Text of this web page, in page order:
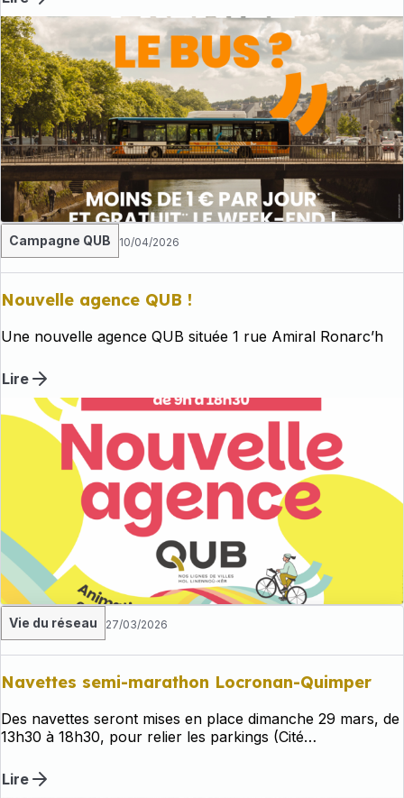
Campagne QUB 10/04/2026
Nouvelle agence QUB !
Une nouvelle agence QUB située 1 rue Amiral Ronarc’h
Lire
Vie du réseau 27/03/2026
Navettes semi-marathon Locronan-Quimper
Des navettes seront mises en place dimanche 29 mars, de
13h30 à 18h30, pour relier les parkings (Cité
ville, avec un arrêt à Alexandre Massé.
Lire